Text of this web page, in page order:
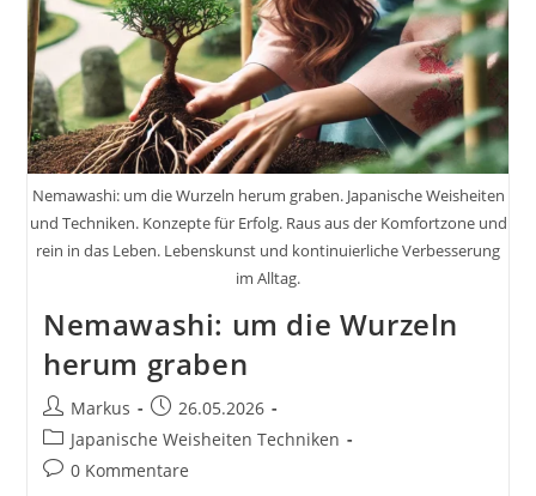
Nemawashi: um die Wurzeln herum graben. Japanische Weisheiten
und Techniken. Konzepte für Erfolg. Raus aus der Komfortzone und
rein in das Leben. Lebenskunst und kontinuierliche Verbesserung
im Alltag.
Nemawashi: um die Wurzeln
herum graben
Beitrags-
Autor:
Markus
Beitrag
veröffentlicht:
26.05.2026
Beitrags-
Kategorie:
Japanische Weisheiten Techniken
Beitrags-
0 Kommentare